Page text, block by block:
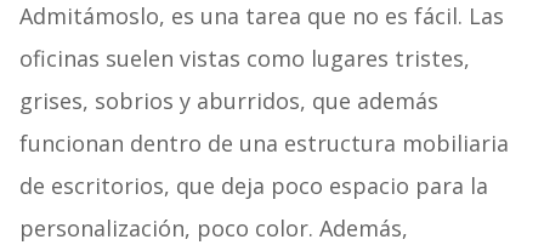
Admitámoslo, es una tarea que no es fácil. Las
oficinas suelen vistas como lugares tristes,
grises, sobrios y aburridos, que además
funcionan dentro de una estructura mobiliaria
de escritorios, que deja poco espacio para la
personalización, poco color. Además,